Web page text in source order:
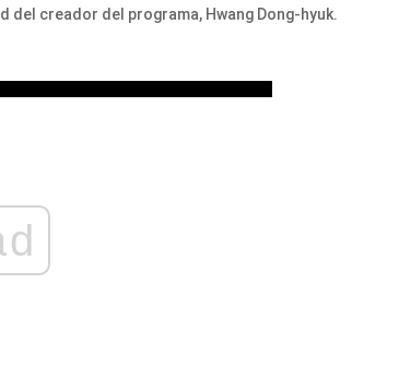
creador del programa, Hwang Dong-hyuk.